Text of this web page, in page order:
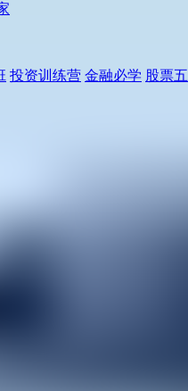
投资训练营 金融必学 股票